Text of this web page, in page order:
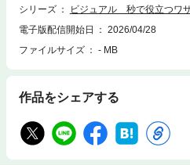
能）が実現する驚きの活用法も解説。
章 簡単・便利なカメラ活用法第3章
お役立ちアプリ第5章 最新AIを味方に
する・「戻る」ボタンを復活させる（
号、どうやって入力するの？・カーソル
う・カメラを素早く起動する・狙い通
れは何？」 カメラで撮って検索する・
い・夜中に送るときは「ミュートメッ
シリーズ
ビジュアル 秒で役立つワ
電子版配信開始日
2026/04/28
ファイルサイズ
- MB
作品をシェアする